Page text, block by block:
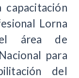
Lorna
área de
para
del